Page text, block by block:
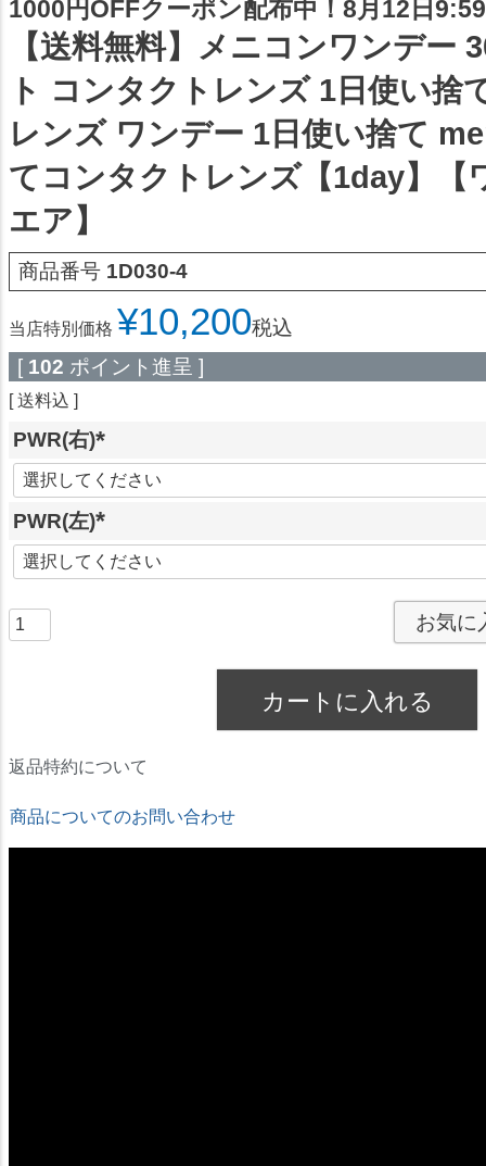
1000円OFFクーポン配布中！8月12日
【送料無料】メニコンワンデー
ト コンタクトレンズ 1日使い捨
レンズ ワンデー 1日使い捨て
てコンタクトレンズ【1day】【
エア】
商品番号 1D030-4
当店特別価格 ¥10,200税込
[ 102 ポイント進呈 ]
送料込
PWR(右)
(
必
須
)
PWR(左)
(
必
お気に
カートに入れる
返品特約について
商品についてのお問い合わせ